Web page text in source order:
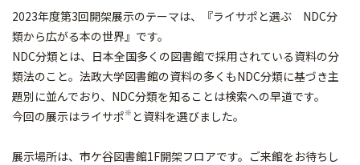
2023年度第3回開架展示のテーマは、『ライサポと選ぶ NDC分
類から広がる本の世界』です。
NDC分類とは、日本全国多くの図書館で採用されている資料の分
類法のこと。法政大学図書館の資料の多くもNDC分類に基づき主
題別に並んでおり、NDC分類を知ることは検索への早道です。
今回の展示はライサポ※ と資料を選びました。
展示場所は、市ケ谷図書館1F開架フロアです。ご来館をお待ちし